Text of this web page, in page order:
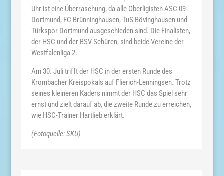
Uhr ist eine Überraschung, da alle Oberligisten ASC 09
Dortmund, FC Brünninghausen, TuS Bövinghausen und
Türkspor Dortmund ausgeschieden sind. Die Finalisten,
der HSC und der BSV Schüren, sind beide Vereine der
Westfalenliga 2.
Am 30. Juli trifft der HSC in der ersten Runde des
Krombacher Kreispokals auf Flierich-Lenningsen. Trotz
seines kleineren Kaders nimmt der HSC das Spiel sehr
ernst und zielt darauf ab, die zweite Runde zu erreichen,
wie HSC-Trainer Hartlieb erklärt.
(Fotoquelle: SKU)